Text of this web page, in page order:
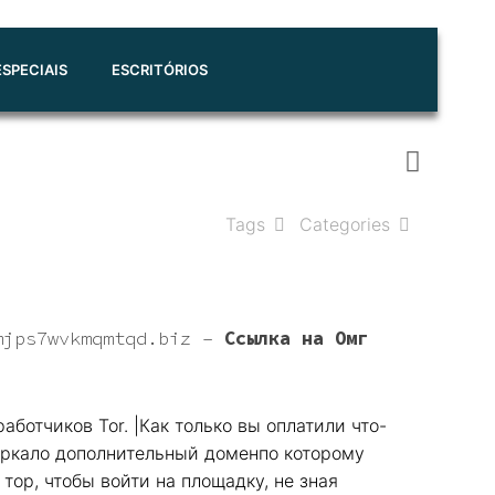
ESCRITÓRIOS
Categories
Tags
– Ссылка на Омг
Tor. |Как только вы оплатили что-
дополнительный доменпо которому
чтобы войти на площадку, не зная